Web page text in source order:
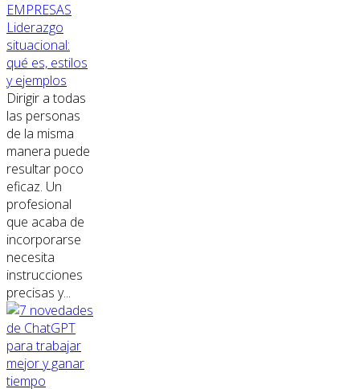
EMPRESAS
Liderazgo
situacional:
qué es, estilos
y ejemplos
Dirigir a todas
las personas
de la misma
manera puede
resultar poco
eficaz. Un
profesional
que acaba de
incorporarse
necesita
instrucciones
precisas y...